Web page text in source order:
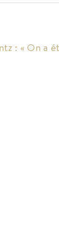
: « On a